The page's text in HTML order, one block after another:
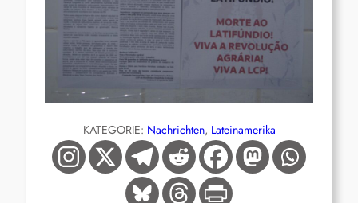
KATEGORIE: Nachrichten, Lateinamerika